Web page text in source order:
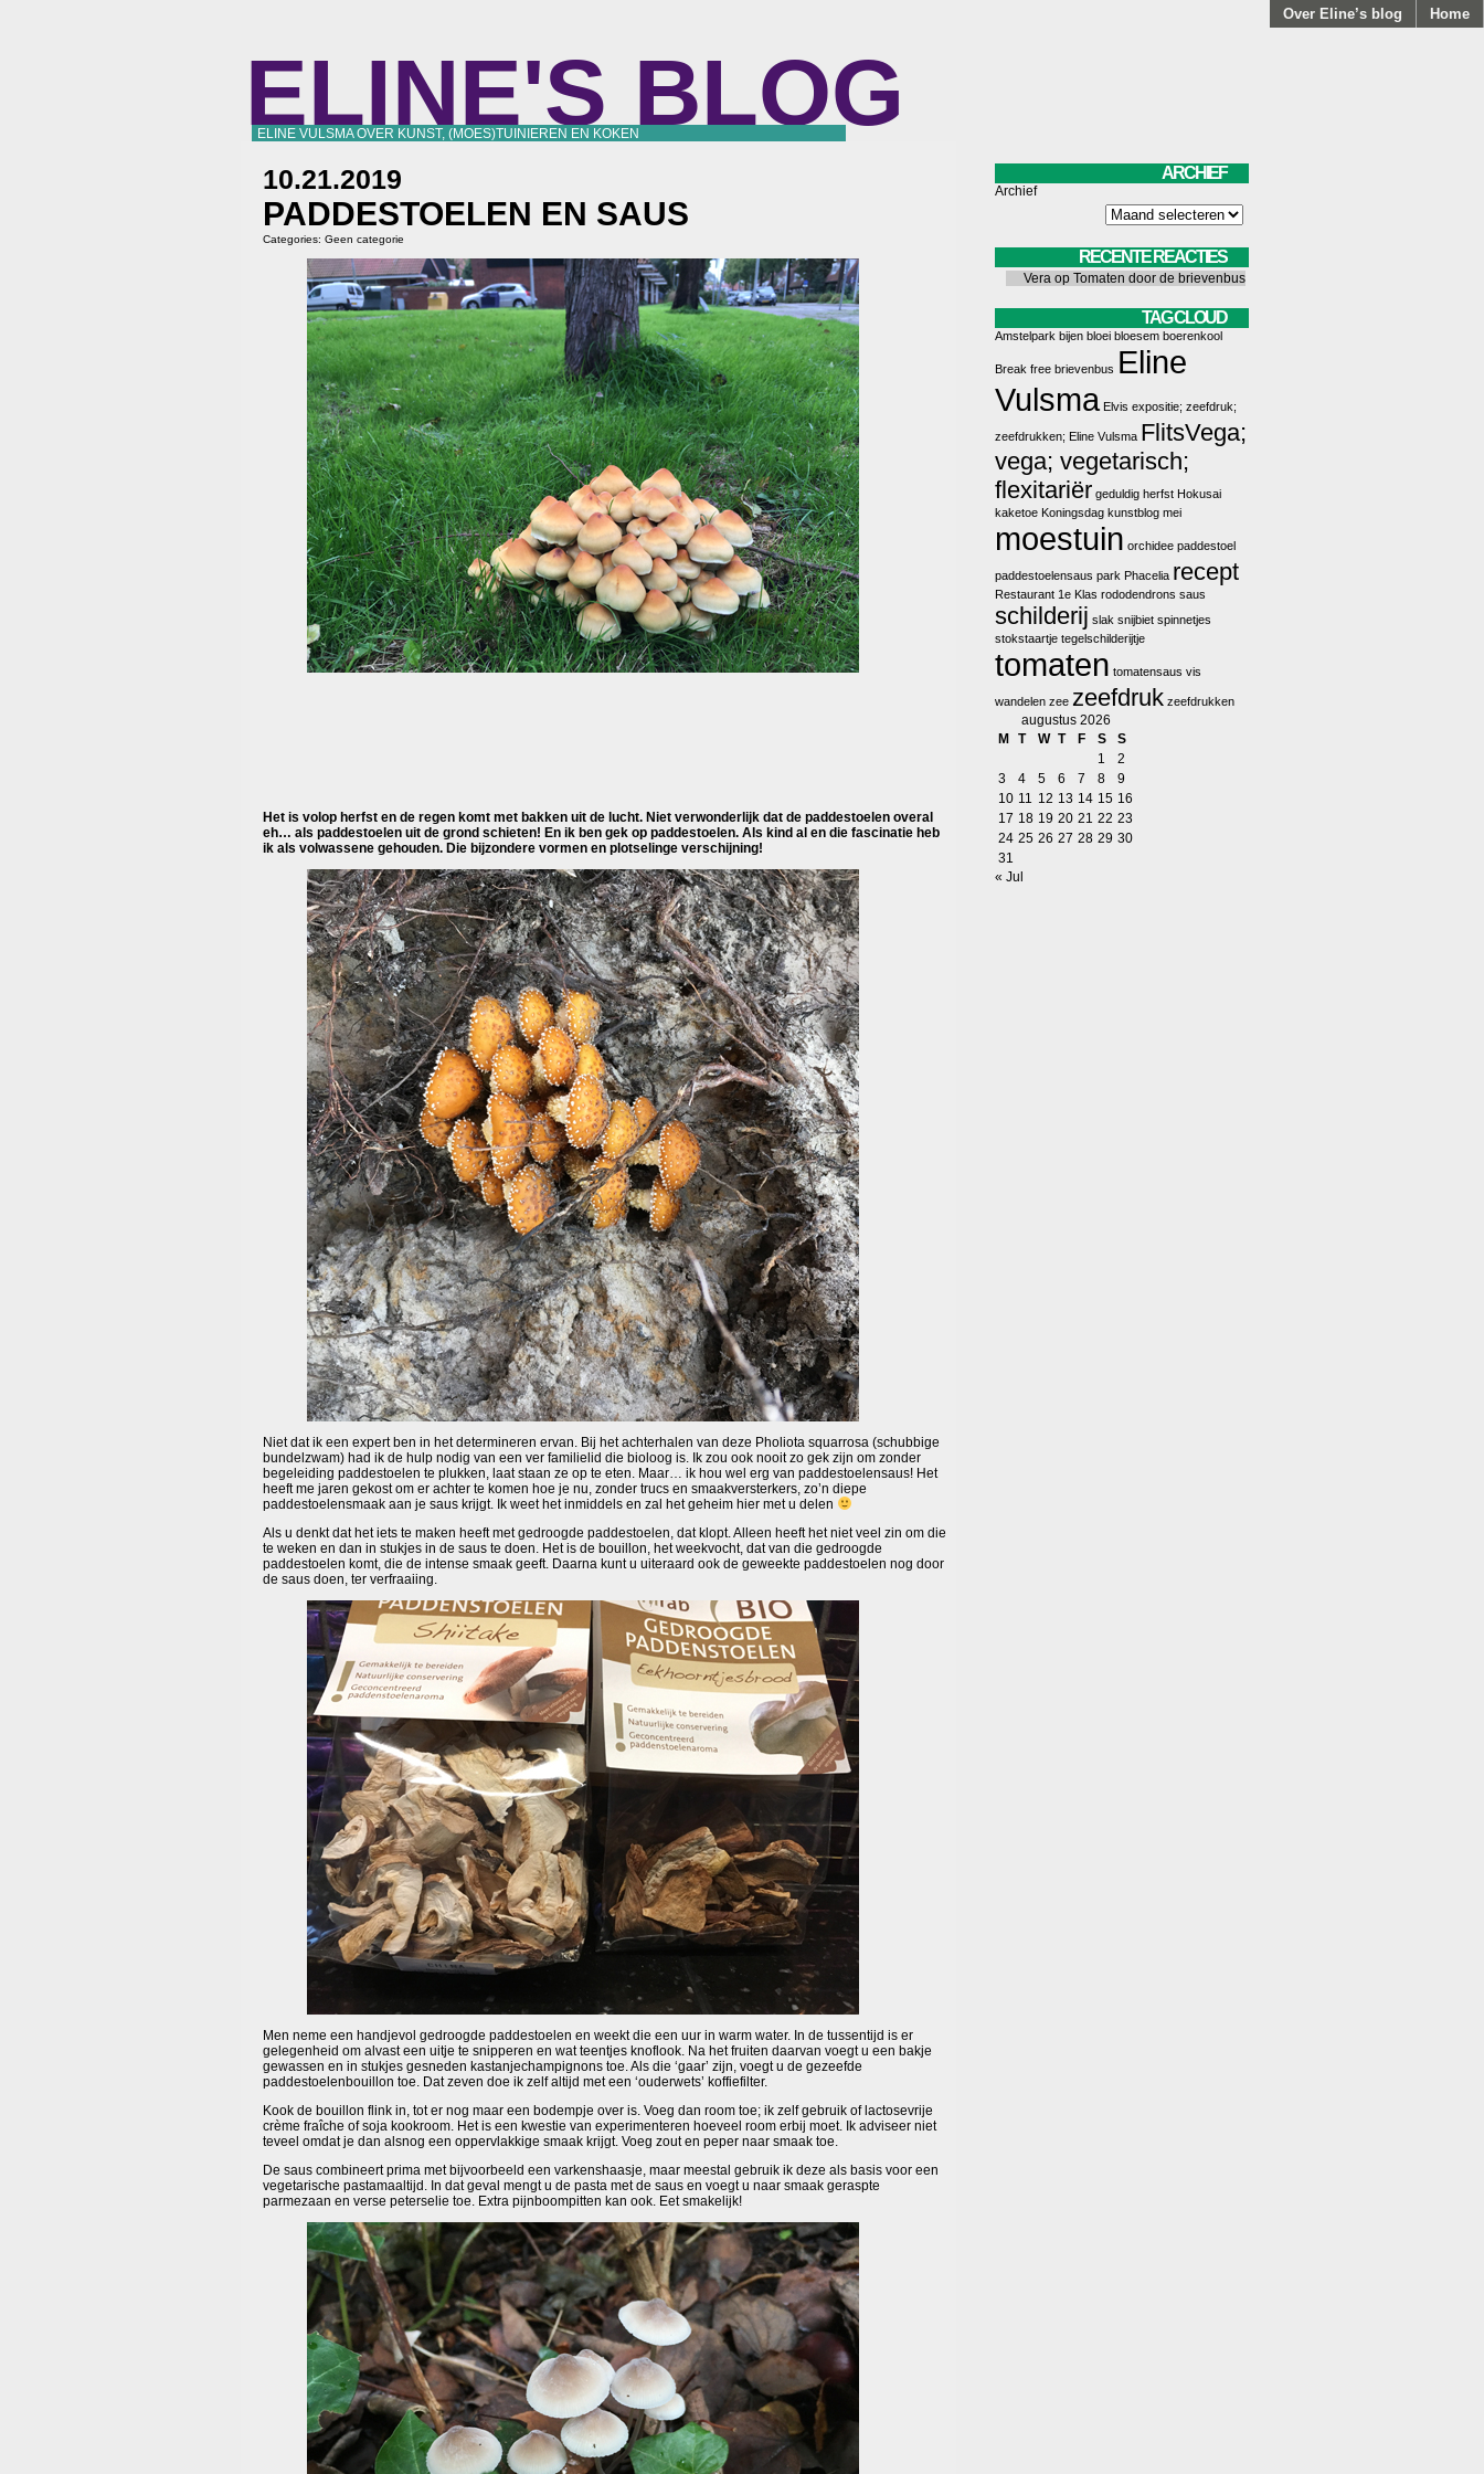
Home
Over Eline’s blog
ELINE'S BLOG
ELINE VULSMA OVER KUNST, (MOES)TUINIEREN EN KOKEN
10.21.2019
PADDESTOELEN EN SAUS
Categories: Geen categorie
Het is volop herfst en de regen komt met bakken uit de lucht. Niet verwonderlijk dat de paddestoelen overal
eh… als paddestoelen uit de grond schieten! En ik ben gek op paddestoelen. Als kind al en die fascinatie heb
ik als volwassene gehouden. Die bijzondere vormen en plotselinge verschijning!
Niet dat ik een expert ben in het determineren ervan. Bij het achterhalen van deze Pholiota squarrosa (schubbige
bundelzwam) had ik de hulp nodig van een ver familielid die bioloog is. Ik zou ook nooit zo gek zijn om zonder
begeleiding paddestoelen te plukken, laat staan ze op te eten. Maar… ik hou wel erg van paddestoelensaus! Het
heeft me jaren gekost om er achter te komen hoe je nu, zonder trucs en smaakversterkers, zo’n diepe
paddestoelensmaak aan je saus krijgt. Ik weet het inmiddels en zal het geheim hier met u delen
Als u denkt dat het iets te maken heeft met gedroogde paddestoelen, dat klopt. Alleen heeft het niet veel zin om die
te weken en dan in stukjes in de saus te doen. Het is de bouillon, het weekvocht, dat van die gedroogde
paddestoelen komt, die de intense smaak geeft. Daarna kunt u uiteraard ook de geweekte paddestoelen nog door
de saus doen, ter verfraaiing.
Men neme een handjevol gedroogde paddestoelen en weekt die een uur in warm water. In de tussentijd is er
gelegenheid om alvast een uitje te snipperen en wat teentjes knoflook. Na het fruiten daarvan voegt u een bakje
gewassen en in stukjes gesneden kastanjechampignons toe. Als die ‘gaar’ zijn, voegt u de gezeefde
paddestoelenbouillon toe. Dat zeven doe ik zelf altijd met een ‘ouderwets’ koffiefilter.
Kook de bouillon flink in, tot er nog maar een bodempje over is. Voeg dan room toe; ik zelf gebruik of lactosevrije
crème fraîche of soja kookroom. Het is een kwestie van experimenteren hoeveel room erbij moet. Ik adviseer niet
teveel omdat je dan alsnog een oppervlakkige smaak krijgt. Voeg zout en peper naar smaak toe.
De saus combineert prima met bijvoorbeeld een varkenshaasje, maar meestal gebruik ik deze als basis voor een
vegetarische pastamaaltijd. In dat geval mengt u de pasta met de saus en voegt u naar smaak geraspte
parmezaan en verse peterselie toe. Extra pijnboompitten kan ook. Eet smakelijk!
ARCHIEF
Archief
RECENTE REACTIES
Vera op Tomaten door de brievenbus
TAG CLOUD
Amstelpark bijen bloei bloesem boerenkool
Break free brievenbus Eline
Vulsma Elvis expositie; zeefdruk;
zeefdrukken; Eline Vulsma FlitsVega;
vega; vegetarisch;
flexitariër geduldig herfst Hokusai
kaketoe Koningsdag kunstblog mei
moestuin orchidee paddestoel
paddestoelensaus park Phacelia recept
Restaurant 1e Klas rododendrons saus
schilderij slak snijbiet spinnetjes
stokstaartje tegelschilderijtje
tomaten tomatensaus vis
wandelen zee zeefdruk zeefdrukken
augustus 2026
M
T W T F S
S
1
2
3
4 5 6 7 8
9
10 11 12 13 14 15 16
17 18 19 20 21 22 23
24 25 26 27 28 29 30
31
« Jul